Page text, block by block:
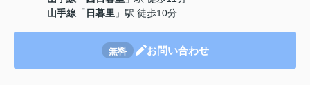
山手線 「 日暮里 」駅 徒歩10分
無料 お問い合わせ